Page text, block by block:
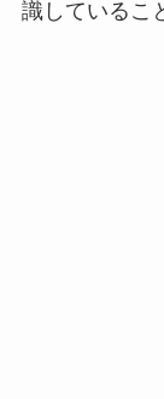
識しているこ